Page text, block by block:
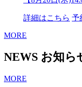
詳細はこちら 予
MORE
NEWS お知ら
MORE